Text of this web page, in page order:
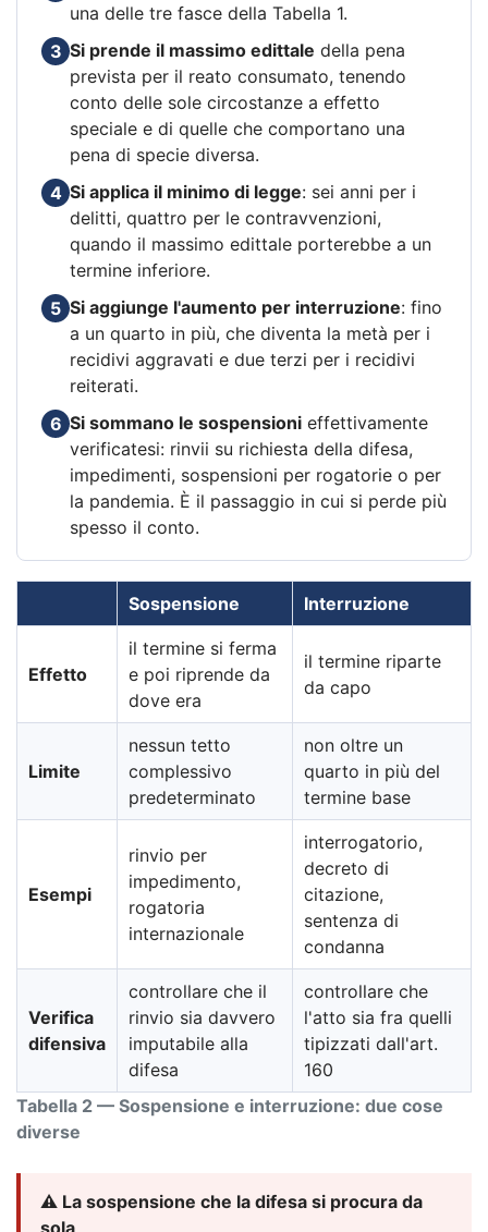
una delle tre fasce della Tabella 1.
3 Si prende il massimo edittale della pena
prevista per il reato consumato, tenendo
conto delle sole circostanze a effetto
speciale e di quelle che comportano una
pena di specie diversa.
4 Si applica il minimo di legge: sei anni per i
delitti, quattro per le contravvenzioni,
quando il massimo edittale porterebbe a un
termine inferiore.
5 Si aggiunge l'aumento per interruzione: fino
a un quarto in più, che diventa la metà per i
recidivi aggravati e due terzi per i recidivi
reiterati.
6 Si sommano le sospensioni effettivamente
verificatesi: rinvii su richiesta della difesa,
impedimenti, sospensioni per rogatorie o per
la pandemia. È il passaggio in cui si perde più
spesso il conto.
Tabella 2 — Sospensione e interruzione: due cose
diverse
Sospensione Interruzione
Effetto
il termine si ferma
e poi riprende da
dove era
il termine riparte
da capo
Limite
nessun tetto
complessivo
predeterminato
non oltre un
quarto in più del
termine base
Esempi
rinvio per
impedimento,
rogatoria
internazionale
interrogatorio,
decreto di
citazione,
sentenza di
condanna
Verifica
difensiva
controllare che il
rinvio sia davvero
imputabile alla
difesa
controllare che
l'atto sia fra quelli
tipizzati dall'art.
160
⚠️ La sospensione che la difesa si procura da
sola